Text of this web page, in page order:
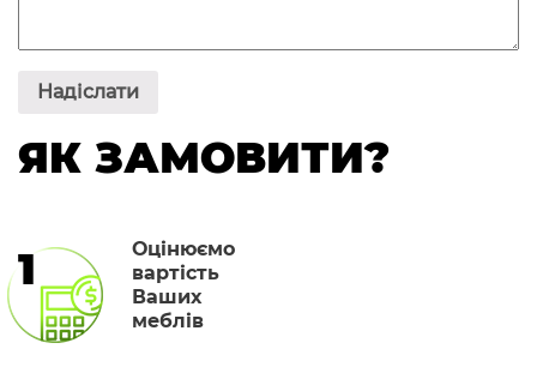
ЯК ЗАМОВИТИ?
1
Оцінюємо
вартість
Ваших
меблів